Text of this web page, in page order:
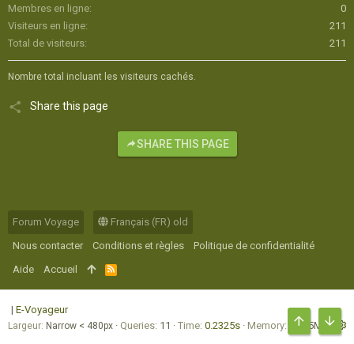
Membres en ligne
0
Visiteurs en ligne
211
Total de visiteurs
211
Nombre total incluant les visiteurs cachés.
Share this page
SHARE THIS PAGE
Forum Voyage
Français (FR) old
Nous contacter
Conditions et règles
Politique de confidentialité
Aide
Accueil
R
S
S
| E-Voyageur
Largeur Queries 11 Time 0.2325s Memory 16.75MB
HAUT BAS